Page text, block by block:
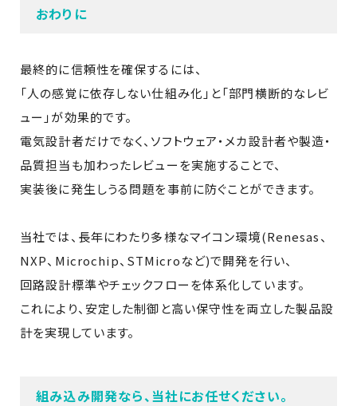
おわりに
最終的に信頼性を確保するには、
「人の感覚に依存しない仕組み化」と「部門横断的なレビ
ュー」が効果的です。
電気設計者だけでなく、ソフトウェア・メカ設計者や製造・
品質担当も加わったレビューを実施することで、
実装後に発生しうる問題を事前に防ぐことができます。
当社では、長年にわたり多様なマイコン環境(Renesas、
NXP、Microchip、STMicroなど)で開発を行い、
回路設計標準やチェックフローを体系化しています。
これにより、安定した制御と高い保守性を両立した製品設
計を実現しています。
組み込み開発なら、当社にお任せください。